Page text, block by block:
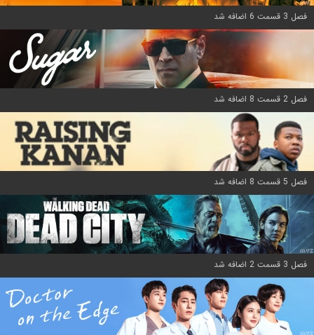
فصل 3 قسمت 6 اضافه شد
فصل 2 قسمت 8 اضافه شد
فصل 5 قسمت 8 اضافه شد
فصل 3 قسمت 2 اضافه شد